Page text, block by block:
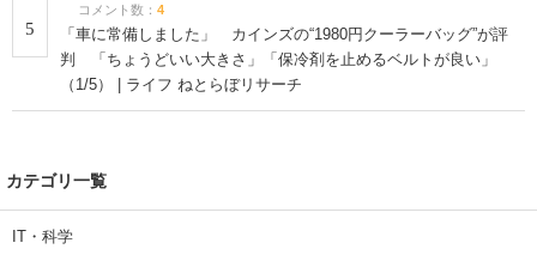
5
コメント数： 4
「車に常備しました」 カインズの“1980円クーラーバッグ”が評
判 「ちょうどいい大きさ」「保冷剤を止めるベルトが良い」
（1/5） | ライフ ねとらぼリサーチ
カテゴリ一覧
IT・科学